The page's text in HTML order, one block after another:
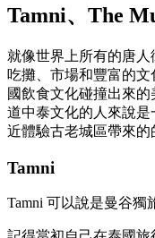
Tamni、The
就像世界上所有的唐
吃攤、市場和豐富的
國飲食文化碰撞出來
道中泰文化的人來說
近體驗古老城區帶來的
Tamni
Tamni 可以說是曼谷獨